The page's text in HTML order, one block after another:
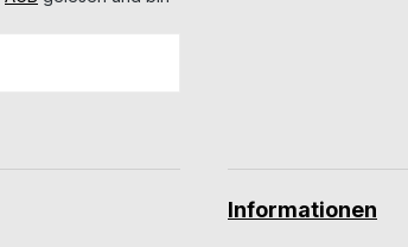
Informationen